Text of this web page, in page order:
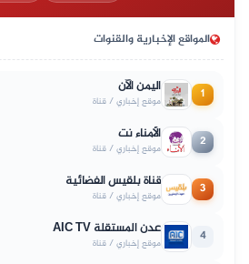
المواقع الإخبارية والقنوات
1 اليمن الآن
موقع إخباري / قناة
2 الأمناء نت
موقع إخباري / قناة
3 قناة بلقيس الفضائية
موقع إخباري / قناة
4 عدن المستقلة AIC TV
موقع إخباري / قناة